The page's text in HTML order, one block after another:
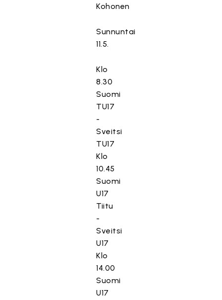
Kohonen
Sunnuntai
11.5.
Klo
8.30
Suomi
TU17
-
Sveitsi
TU17
Klo
10.45
Suomi
U17
Tiitu
-
Sveitsi
U17
Klo
14.00
Suomi
U17